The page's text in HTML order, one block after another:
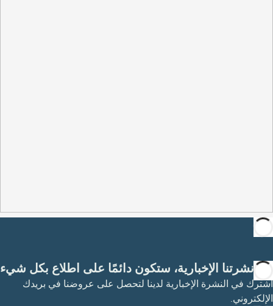
مع نشرتنا الإخبارية، ستكون دائمًا على اطلاع بكل شيء
اشترك في النشرة الإخبارية لدينا لتحصل على عروضنا في بريدك
الإلكتروني.